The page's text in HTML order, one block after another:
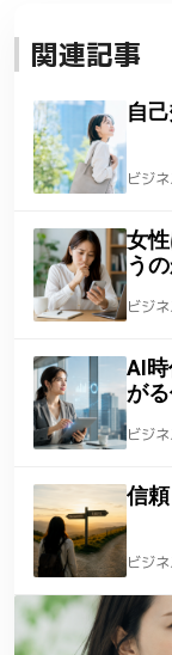
関連記事
自
ビジ
女
う
ビジ
AI
が
ビジ
信
ビジ